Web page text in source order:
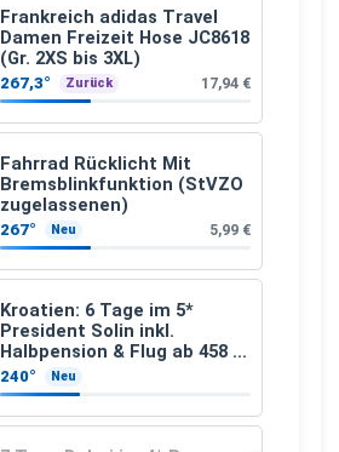
Frankreich adidas Travel
Damen Freizeit Hose JC8618
(Gr. 2XS bis 3XL)
267,3° Zurück 17,94 €
Fahrrad Rücklicht Mit
Bremsblinkfunktion (StVZO
zugelassenen)
267° Neu 5,99 €
Kroatien: 6 Tage im 5*
President Solin inkl.
Halbpension & Flug ab 458 €
pro Person
240° Neu